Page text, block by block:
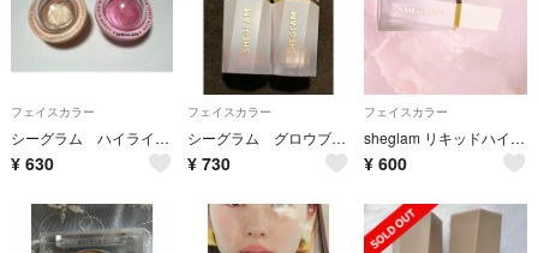
フェイスカラー
シーグラム ハイライター
¥ 630
フェイスカラー
シーグラム グロウブルームリキッドハイライター ２種類
¥ 730
フェイスカラー
sheglam リキッドハイライター バニラフロスト
¥ 600